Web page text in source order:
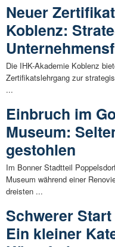
Neuer
Koblenz:
Die IHK-Akademie Koblenz
Zertifikatslehrgang zur
...
Einbruch im
Museum:
gestohlen
Im Bonner Stadtteil
Museum während einer
dreisten ...
Schwerer
Ein kleiner